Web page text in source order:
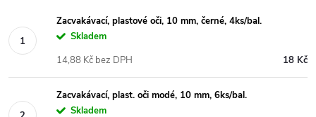
Zacvakávací, plastové oči, 10 mm, černé, 4ks/bal.
Skladem
18 Kč
14,88 Kč bez DPH
Zacvakávací, plast. oči modé, 10 mm, 6ks/bal.
Skladem